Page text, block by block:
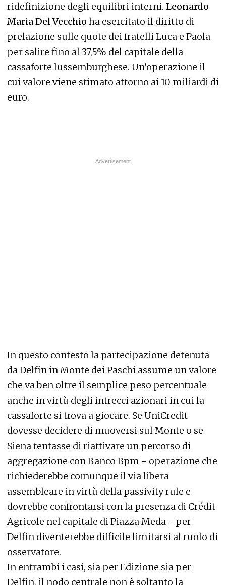
ridefinizione degli equilibri interni. Leonardo
Maria Del Vecchio ha esercitato il diritto di
prelazione sulle quote dei fratelli Luca e Paola
per salire fino al 37,5% del capitale della
cassaforte lussemburghese. Un’operazione il
cui valore viene stimato attorno ai 10 miliardi di
euro.
In questo contesto la partecipazione detenuta
da Delfin in Monte dei Paschi assume un valore
che va ben oltre il semplice peso percentuale
anche in virtù degli intrecci azionari in cui la
cassaforte si trova a giocare. Se UniCredit
dovesse decidere di muoversi sul Monte o se
Siena tentasse di riattivare un percorso di
aggregazione con Banco Bpm - operazione che
richiederebbe comunque il via libera
assembleare in virtù della passivity rule e
dovrebbe confrontarsi con la presenza di Crédit
Agricole nel capitale di Piazza Meda - per
Delfin diventerebbe difficile limitarsi al ruolo di
osservatore.
In entrambi i casi, sia per Edizione sia per
Delfin, il nodo centrale non è soltanto la